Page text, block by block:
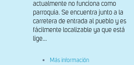
actualmente no funciona como
parroquia. Se encuentra junto a la
carretera de entrada al pueblo y es
fácilmente localizable ya que está
lige...
Más información